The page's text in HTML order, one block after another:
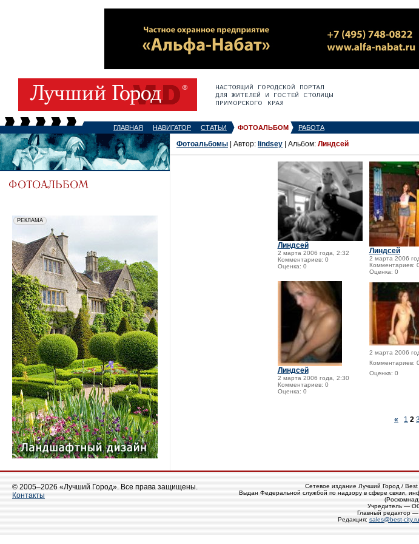
ГЛАВНАЯ НАВИГАТОР СТАТЬИ ФОТОАЛЬБОМ РАБОТА
Фотоальбомы | Автор: lindsey | Альбом: Линдсей
Линдсей
2 марта 2006 года, 2:32
Комментариев: 0
Оценка: 0
Линдсей
2 марта 2006
Комментариев: 0
Оценка: 0
Линдсей
2 марта 2006 года, 2:30
Комментариев: 0
Оценка: 0
2 марта 2006
Комментариев: 0
Оценка: 0
« 1 2
© 2005–2026 «Лучший Город». Все права защищены.
Контакты
Сетевое издание Лучший Город / Best
Выдан Федеральной службой по надзору в сфере связи,
Учредитель —
Главный редактор
Редакция: sales@best-city.ru